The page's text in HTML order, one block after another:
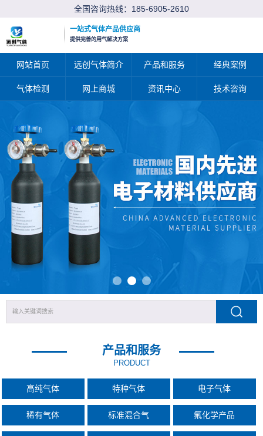
全国咨询热线： 185-6905-2610
一站式气体产品供应商
提供完善的用气解决方案
网站首页 远创气体简介 产品和服务 经典案例
气体检测 网上商城 资讯中心 技术咨询
产品和服务
PRODUCT
高纯气体 特种气体 电子气体
稀有气体 标准混合气 氟化学产品